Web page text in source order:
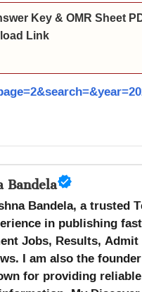
Key & OMR Sheet
Link
Bandela, a trusted
in publishing
Jobs, Results,
I am also the
for providing